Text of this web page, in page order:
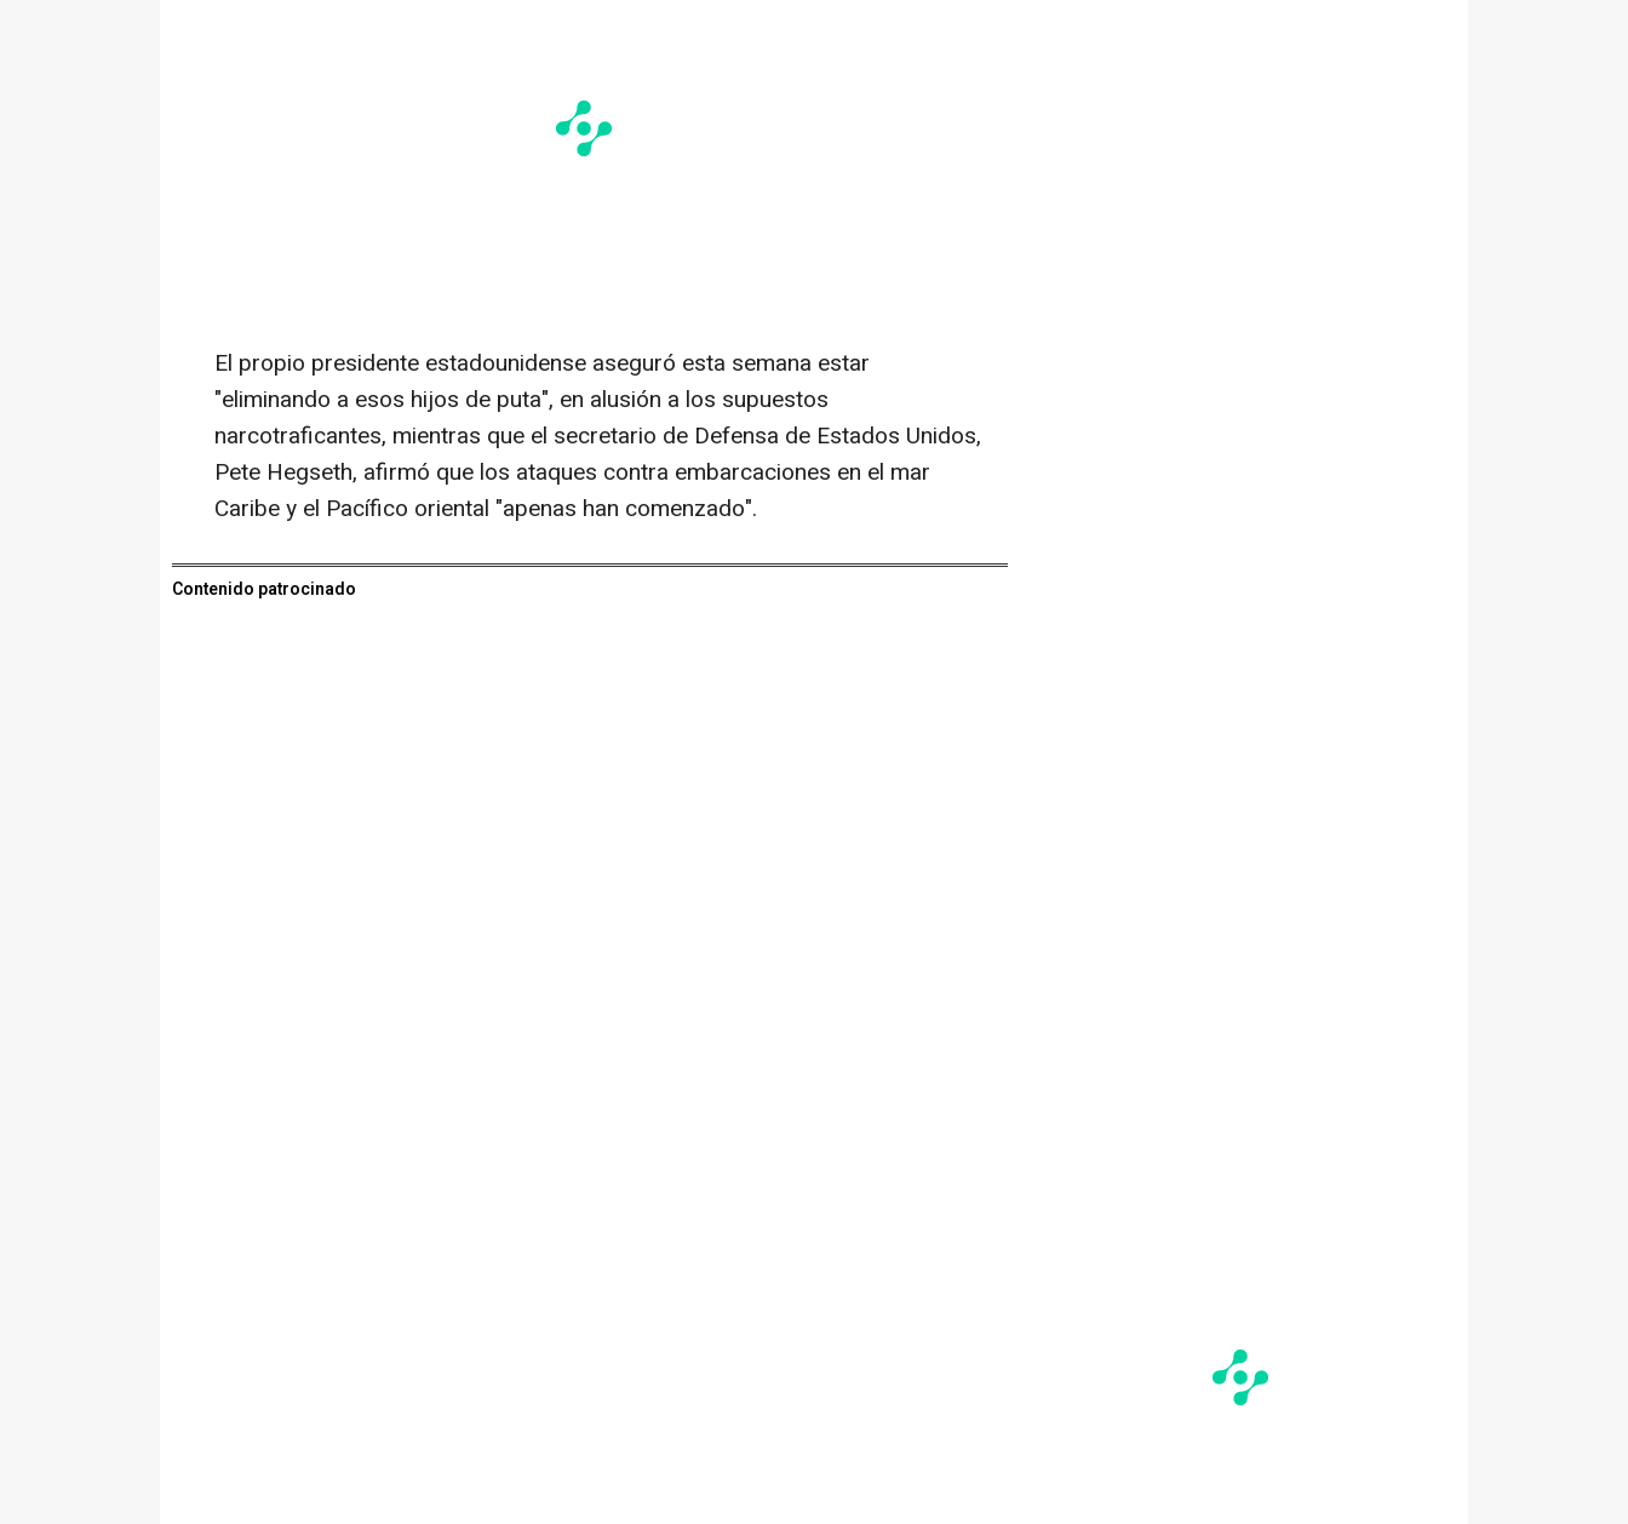
El propio presidente estadounidense aseguró esta semana estar
"eliminando a esos hijos de puta", en alusión a los supuestos
narcotraficantes, mientras que el secretario de Defensa de Estados Unidos,
Pete Hegseth, afirmó que los ataques contra embarcaciones en el mar
Caribe y el Pacífico oriental "apenas han comenzado".
Contenido patrocinado